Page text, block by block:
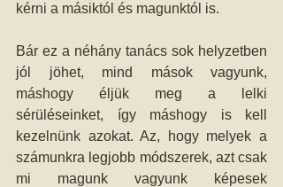
kérni a másiktól és magunktól is.
Bár ez a néhány tanács sok helyzetben
jól jöhet, mind mások vagyunk,
máshogy éljük meg a lelki
sérüléseinket, így máshogy is kell
kezelnünk azokat. Az, hogy melyek a
számunkra legjobb módszerek, azt csak
mi magunk vagyunk képesek